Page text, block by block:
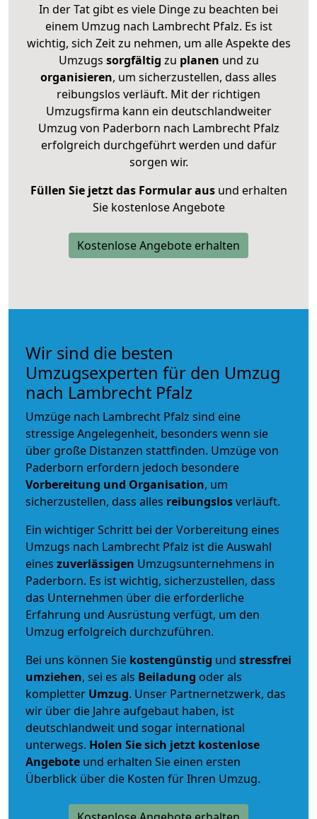
In der Tat gibt es viele Dinge zu beachten bei
einem Umzug nach Lambrecht Pfalz. Es ist
wichtig, sich Zeit zu nehmen, um alle Aspekte des
Umzugs sorgfältig zu planen und zu
organisieren, um sicherzustellen, dass alles
reibungslos verläuft. Mit der richtigen
Umzugsfirma kann ein deutschlandweiter
Umzug von Paderborn nach Lambrecht Pfalz
erfolgreich durchgeführt werden und dafür
sorgen wir.
Füllen Sie jetzt das Formular ausund erhalten
Sie kostenlose Angebote
Kostenlose Angebote erhalten
Wir sind die besten
Umzugsexperten für den Umzug
nach Lambrecht Pfalz
Umzüge nach Lambrecht Pfalz sind eine
stressige Angelegenheit, besonders wenn sie
über große Distanzen stattfinden. Umzüge von
Paderborn erfordern jedoch besondere
Vorbereitung und Organisation, um
sicherzustellen, dass alles reibungslosverläuft.
Ein wichtiger Schritt bei der Vorbereitung eines
Umzugs nach Lambrecht Pfalz ist die Auswahl
eines zuverlässigen Umzugsunternehmens in
Paderborn. Es ist wichtig, sicherzustellen, dass
das Unternehmen über die erforderliche
Erfahrung und Ausrüstung verfügt, um den
Umzug erfolgreich durchzuführen.
Bei uns können Sie kostengünstig und stressfrei
umziehen, sei es als Beiladung oder als
kompletter Umzug. Unser Partnernetzwerk, das
wir über die Jahre aufgebaut haben, ist
deutschlandweit und sogar international
unterwegs. Holen Sie sich jetzt kostenlose
Angebote und erhalten Sie einen ersten
Überblick über die Kosten für Ihren Umzug.